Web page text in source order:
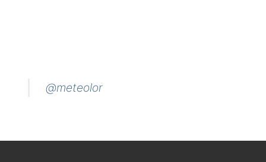
@meteolor